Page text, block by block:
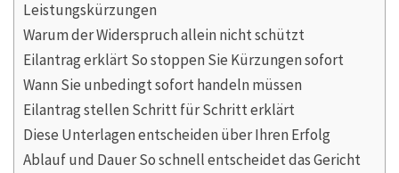
Leistungskürzungen
Warum der Widerspruch allein nicht schützt
Eilantrag erklärt So stoppen Sie Kürzungen sofort
Wann Sie unbedingt sofort handeln müssen
Eilantrag stellen Schritt für Schritt erklärt
Diese Unterlagen entscheiden über Ihren Erfolg
Ablauf und Dauer So schnell entscheidet das Gericht